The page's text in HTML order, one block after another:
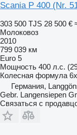
Scania P 400 (Nr.
303 500 TJS 28 500 €
Молоковоз
2010
799 039 км
Euro 5
Мощность 400 л.с.
Колесная формула
Германия,
Gebr. Langensiepen
Связаться с